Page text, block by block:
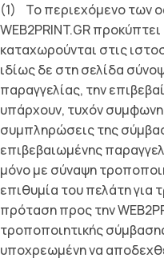
(1) Το περιεχόμενο των
WEB2PRINT.GR
καταχωρούνται στις
ιδίως δε στη σελίδα
παραγγελίας, την
υπάρχουν, τυχόν
συμπληρώσεις της
επιβεβαιωμένης
μόνο με σύναψη
επιθυμία του πελάτη για
πρόταση προς την
τροποποιητικής
υποχρεωμένη να